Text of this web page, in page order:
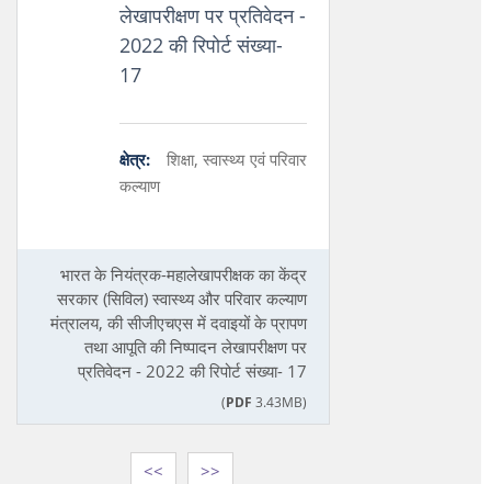
लेखापरीक्षण पर प्रतिवेदन -
2022 की रिपोर्ट संख्या-
17
क्षेत्र:
शिक्षा, स्वास्थ्य एवं परिवार
कल्याण
भारत के नियंत्रक-महालेखापरीक्षक का केंद्र
सरकार (सिविल) स्वास्थ्य और परिवार कल्याण
मंत्रालय, की सीजीएचएस में दवाइयों के प्रापण
तथा आपूति की निष्पादन लेखापरीक्षण पर
प्रतिवेदन - 2022 की रिपोर्ट संख्या- 17
(PDF 3.43MB)
<< >>